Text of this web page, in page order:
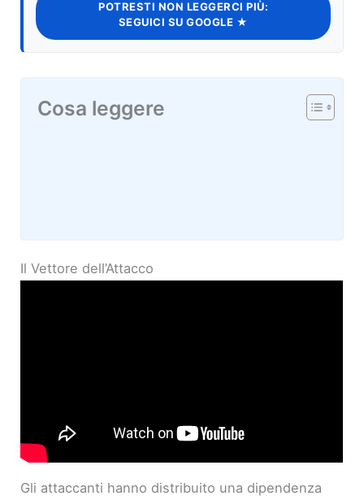
POTRESTI NON LEGGERCI PIÙ:
SEGUICI SU GOOGLE ★
Cosa leggere
Il Vettore dell’Attacco
Gli attaccanti hanno distribuito una dipendenza